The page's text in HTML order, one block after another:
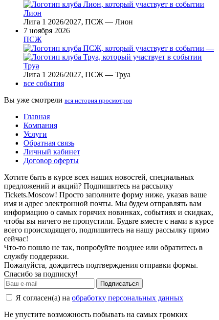
Лион
Лига 1 2026/2027, ПСЖ — Лион
7 ноября 2026
ПСЖ
—
Труа
Лига 1 2026/2027, ПСЖ — Труа
все события
Вы уже смотрели вся история просмотров
Главная
Компания
Услуги
Обратная связь
Личный кабинет
Договор оферты
Хотите быть в курсе всех наших новостей, специальных
предложений и акций? Подпишитесь на рассылку
Tickets.Moscow! Просто заполните форму ниже, указав ваше
имя и адрес электронной почты. Мы будем отправлять вам
информацию о самых горячих новинках, событиях и скидках,
чтобы вы ничего не пропустили. Будьте вместе с нами в курсе
всего происходящего, подпишитесь на нашу рассылку прямо
сейчас!
Что-то пошло не так, попробуйте позднее или обратитесь в
службу поддержки.
Пожалуйста, дождитесь подтверждения отправки формы.
Спасибо за подписку!
Подписаться
Я согласен(а) на обработку персональных данных
Не упустите возможность побывать на самых громких